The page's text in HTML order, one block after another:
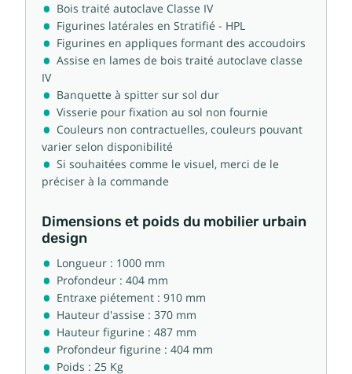
Bois traité autoclave Classe IV
Figurines latérales en Stratifié - HPL
Figurines en appliques formant des accoudoirs
Assise en lames de bois traité autoclave classe
IV
Banquette à spitter sur sol dur
Visserie pour fixation au sol non fournie
Couleurs non contractuelles, couleurs pouvant
varier selon disponibilité
Si souhaitées comme le visuel, merci de le
préciser à la commande
Dimensions et poids du mobilier urbain
design
Longueur : 1000 mm
Profondeur : 404 mm
Entraxe piétement : 910 mm
Hauteur d'assise : 370 mm
Hauteur figurine : 487 mm
Profondeur figurine : 404 mm
Poids : 25 Kg